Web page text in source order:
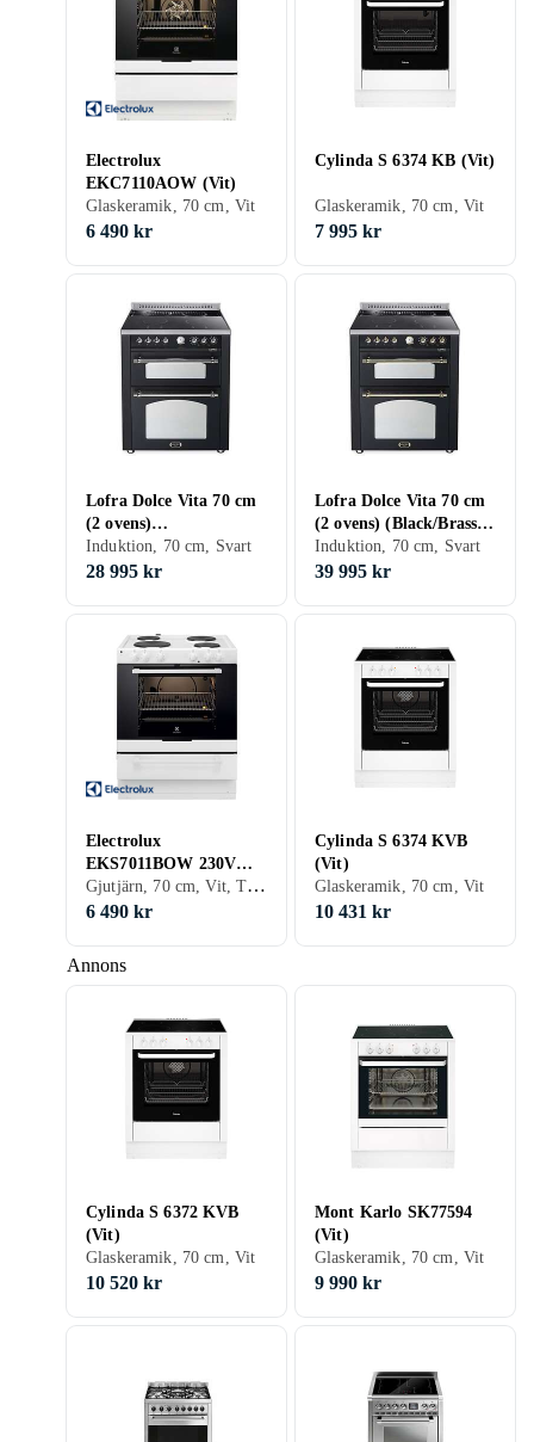
Annons
Electrolux
EKC7110AOW (Vit)
Glaskeramik, 70 cm, Vit
6 490 kr
Cylinda S 6374 KB (Vit)
Glaskeramik, 70 cm, Vit
7 995 kr
Lofra Dolce Vita 70 cm
(2 ovens)
(Black/Chrome)
Induction
Induktion, 70 cm, Svart
28 995 kr
Lofra Dolce Vita 70 cm
(2 ovens) (Black/Brass)
Induction
Induktion, 70 cm, Svart
39 995 kr
Electrolux
EKS7011BOW 230V
(Vit)
Gjutjärn, 70 cm, Vit, Transparent
6 490 kr
Cylinda S 6374 KVB
(Vit)
Glaskeramik, 70 cm, Vit
10 431 kr
Cylinda S 6372 KVB
(Vit)
Glaskeramik, 70 cm, Vit
10 520 kr
Mont Karlo SK77594
(Vit)
Glaskeramik, 70 cm, Vit
9 990 kr